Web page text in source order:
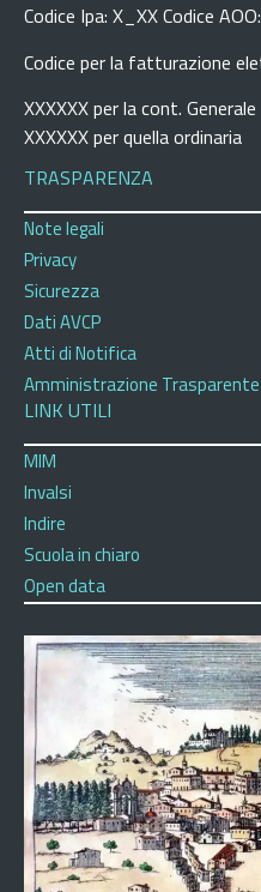
Codice Ipa: X_XX Codice
Codice per la fatturazione
XXXXXX per la cont. Generale
XXXXXX per quella ordinaria
TRASPARENZA
Note legali
Privacy
Sicurezza
Dati AVCP
Atti di Notifica
Amministrazione Trasparente
LINK UTILI
MIM
Invalsi
Indire
Scuola in chiaro
Open data